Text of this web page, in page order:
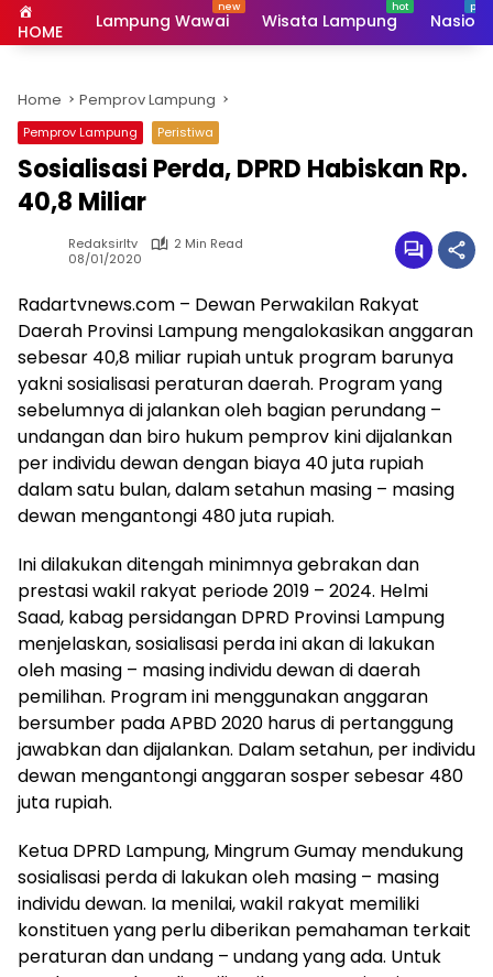
HOME Lampung Wawai Wisata Lampung
Home Pemprov Lampung
Pemprov Lampung Peristiwa
Sosialisasi Perda, DPRD Habiskan Rp.
40,8 Miliar
Redaksirltv
2 Min Read
08/01/2020
Radartvnews.com – Dewan Perwakilan Rakyat
Daerah Provinsi Lampung mengalokasikan anggaran
sebesar 40,8 miliar rupiah untuk program barunya
yakni sosialisasi peraturan daerah. Program yang
sebelumnya di jalankan oleh bagian perundang –
undangan dan biro hukum pemprov kini dijalankan
per individu dewan dengan biaya 40 juta rupiah
dalam satu bulan, dalam setahun masing – masing
dewan mengantongi 480 juta rupiah.
Ini dilakukan ditengah minimnya gebrakan dan
prestasi wakil rakyat periode 2019 – 2024. Helmi
Saad, kabag persidangan DPRD Provinsi Lampung
menjelaskan, sosialisasi perda ini akan di lakukan
oleh masing – masing individu dewan di daerah
pemilihan. Program ini menggunakan anggaran
bersumber pada APBD 2020 harus di pertanggung
jawabkan dan dijalankan. Dalam setahun, per individu
dewan mengantongi anggaran sosper sebesar 480
juta rupiah.
Ketua DPRD Lampung, Mingrum Gumay mendukung
sosialisasi perda di lakukan oleh masing – masing
individu dewan. Ia menilai, wakil rakyat memiliki
konstituen yang perlu diberikan pemahaman terkait
peraturan dan undang – undang yang ada. Untuk